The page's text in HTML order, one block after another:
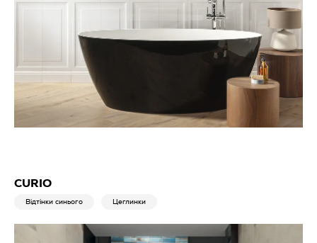
CURIO
Відтінки синього Цеглинки